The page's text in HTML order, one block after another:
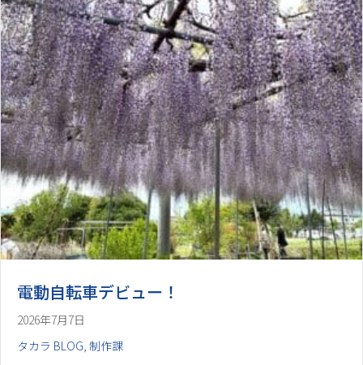
電動自転車デビュー！
2026年7月7日
タカラ BLOG, 制作課